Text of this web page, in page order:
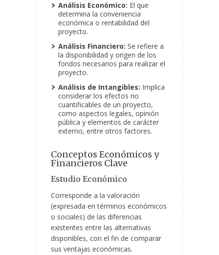
Análisis Económico: El que
determina la conveniencia
económica o rentabilidad del
proyecto.
Análisis Financiero: Se refiere a
la disponibilidad y origen de los
fondos necesarios para realizar el
proyecto.
Análisis de Intangibles: Implica
considerar los efectos no
cuantificables de un proyecto,
como aspectos legales, opinión
pública y elementos de carácter
externo, entre otros factores.
Conceptos Económicos y
Financieros Clave
Estudio Económico
Corresponde a la valoración
(expresada en términos económicos
o sociales) de las diferencias
existentes entre las alternativas
disponibles, con el fin de comparar
sus ventajas económicas.